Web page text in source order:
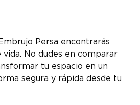
Persa encontrarás
No dudes en comparar
tu espacio en un
segura y rápida desde tu